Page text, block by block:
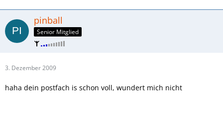
pinball
Senior Mitglied
3. Dezember 2009
haha dein postfach is schon voll, wundert mich nicht